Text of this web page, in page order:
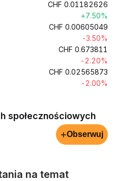
CHF 0.01182626
+7.50%
CHF 0.00605049
-3.50%
CHF 0.673811
-2.20%
CHF 0.02565873
-2.00%
społecznościowych
+Obserwuj
na temat